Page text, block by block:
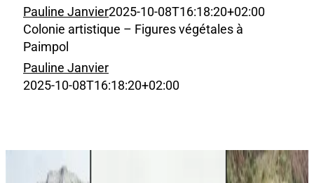
Pauline Janvier2025-10-08T16:18:20+02:00
Colonie artistique – Figures végétales à
Paimpol
Pauline Janvier
2025-10-08T16:18:20+02:00